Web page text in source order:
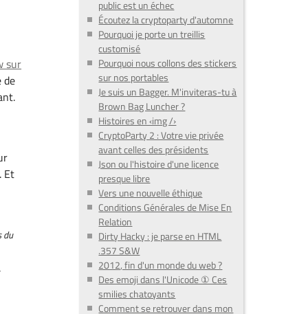
sur
de
Et
du
public est un échec
Écoutez la cryptoparty d'automne
Pourquoi je porte un treillis
customisé
Pourquoi nous collons des stickers
sur nos portables
Je suis un Bagger. M'inviteras-tu à
Brown Bag Luncher ?
Histoires en ‹img /›
CryptoParty 2 : Votre vie privée
avant celles des présidents
Json ou l'histoire d'une licence
presque libre
Vers une nouvelle éthique
Conditions Générales de Mise En
Relation
Dirty Hacky : je parse en HTML
.357 S&W
2012, fin d'un monde du web ?
Des emoji dans l'Unicode ① Ces
smilies chatoyants
Comment se retrouver dans mon